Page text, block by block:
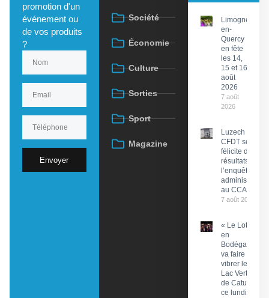
promotion d'un
événement ou
de vos produits
?
Envoyer
Société
Économie
Culture
Sorties
Sport
Magazine
Limogne-
en-
Quercy
en fête
les 14,
15 et 16
août
2026
7 août
2026
Luzech : La
CFDT se
félicite des
résultats de
l’enquête
administrative
au CCAS
7 août 2026
« Le Lot
en
Bodéga »
va faire
vibrer le
Lac Vert
de Catus
ce lundi